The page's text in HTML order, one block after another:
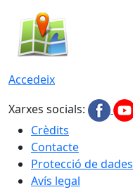
Accedeix
Xarxes socials:
Crèdits
Contacte
Protecció de dades
Avís legal